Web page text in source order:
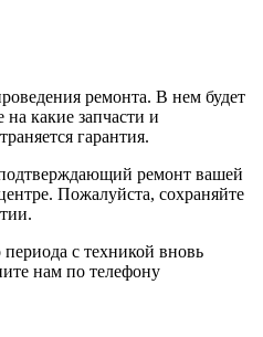
ремонта. В нем будет
на какие запчасти и
гарантия.
ремонт вашей
Пожалуйста, сохраняйте
с техникой вновь
нам по телефону